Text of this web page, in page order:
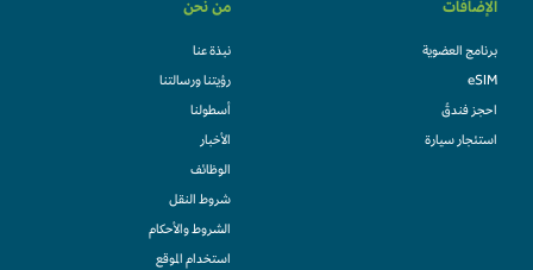
الإضافات
برنامج العضوية
eSIM
احجز فندقً
استئجار سيارة
من نحن
نبذة عنا
رؤيتنا ورسالتنا
أسطولنا
الأخبار
الوظائف
شروط النقل
الشروط والأحكام
استخدام الموقع